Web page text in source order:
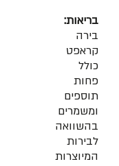
בריאות:
בירה
קראפט
כולל
פחות
תוספים
ומשמרים
בהשוואה
לבירות
המיוצרות